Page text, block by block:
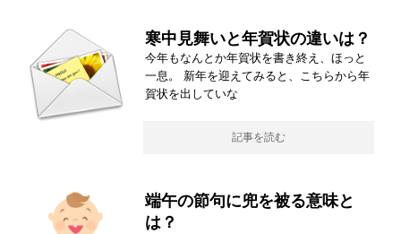
寒中見舞いと年賀状の違いは？
今年もなんとか年賀状を書き終え、ほっと
一息。 新年を迎えてみると、こちらから年
賀状を出していな
記事を読む
端午の節句に兜を被る意味と
は？